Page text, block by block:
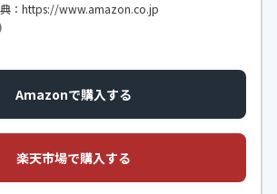
：https://www.amazon.co.jp
Amazonで購入する
楽天市場で購入する